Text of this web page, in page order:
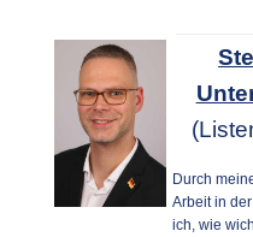
Durch
Arbeit in
ich, wie